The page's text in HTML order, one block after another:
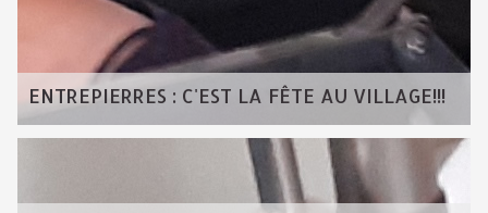
ENTREPIERRES : C'EST LA FÊTE AU VILLAGE!!!